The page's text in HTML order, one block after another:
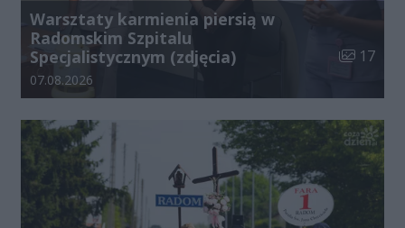
Warsztaty karmienia piersią w
Radomskim Szpitalu
Specjalistycznym (zdjęcia)
Liczba
17
Data dodania galerii:
07.08.2026